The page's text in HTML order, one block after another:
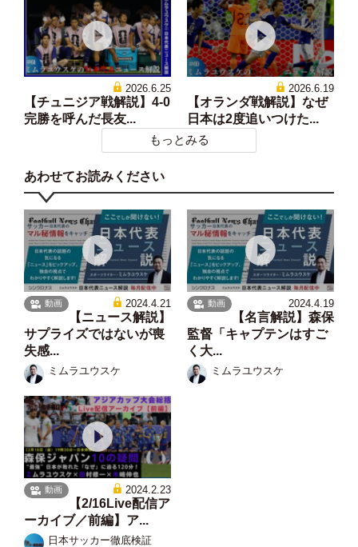
2026.6.25
【チュニジア戦解説】4-0
完勝を呼んだ長友...
2026.6.19
【オランダ戦解説】なぜ
日本は2度追いつけた...
もっとみる
あわせてお読みください
動画 2024.4.21
【ニュース解説】
サプライズではないが喪
失感...
ミムラユウスケ
動画 2024.4.19
【名言解説】森保
監督「キャプテンはすご
く大...
ミムラユウスケ
動画 2024.2.23
【2/16Live配信ア
ーカイブ／前編】ア...
日本サッカー徹底検証